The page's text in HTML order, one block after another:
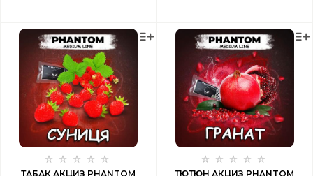
ТАБАК АКЦИЗ PHANTOM
ТЮТЮН АКЦИЗ PHANTOM